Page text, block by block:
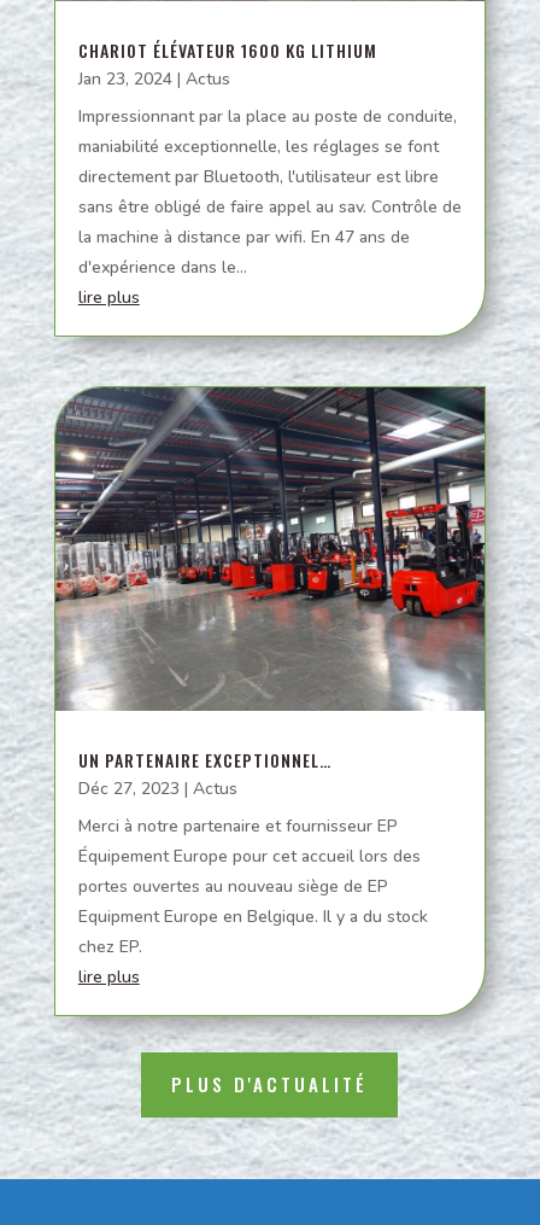
CHARIOT ÉLÉVATEUR 1600 KG LITHIUM
Jan 23, 2024| Actus
Impressionnant par la place au poste de conduite,
maniabilité exceptionnelle, les réglages se font
directement par Bluetooth, l'utilisateur est libre
sans être obligé de faire appel au sav. Contrôle de
la machine à distance par wifi. En 47 ans de
d'expérience dans le...
lire plus
UN PARTENAIRE EXCEPTIONNEL…
Déc 27, 2023 | Actus
Merci à notre partenaire et fournisseur EP
Équipement Europe pour cet accueil lors des
portes ouvertes au nouveau siège de EP
Equipment Europe en Belgique. Il y a du stock
chez EP.
lire plus
PLUS D'ACTUALITÉ